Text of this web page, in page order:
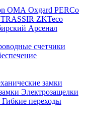
ОМА Oxgard PERCo
TRASSIR ZKTeco
Арсенал
счетчики
замки
Электрозащелки
Гибкие переходы